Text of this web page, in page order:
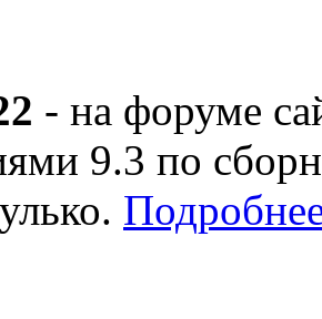
- на форуме
9.3 по